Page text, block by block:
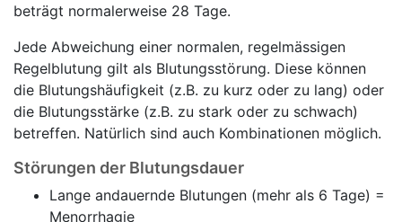
beträgt normalerweise 28 Tage.
Jede Abweichung einer normalen, regelmässigen
Regelblutung gilt als Blutungsstörung. Diese können
die Blutungshäufigkeit (z.B. zu kurz oder zu lang) oder
die Blutungsstärke (z.B. zu stark oder zu schwach)
betreffen. Natürlich sind auch Kombinationen möglich.
Störungen der Blutungsdauer
Lange andauernde Blutungen (mehr als 6 Tage) =
Menorrhagie